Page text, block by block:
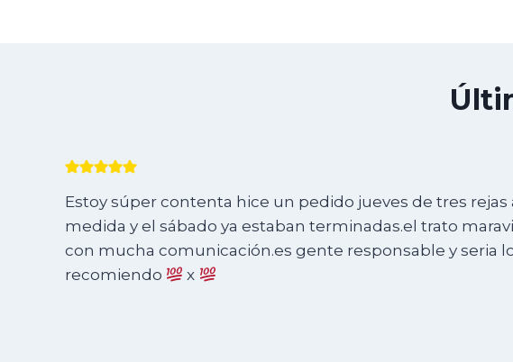
Estoy súper contenta hice un pedido jueves de tres rejas
medida y el sábado ya estaban terminadas.el trato
con mucha comunicación.es gente responsable y seria
recomiendo
x